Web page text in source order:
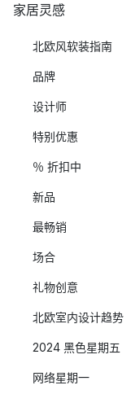
家居灵感
北欧风软装指南
品牌
设计师
特别优惠
％ 折扣中
新品
最畅销
场合
礼物创意
北欧室内设计趋势
2024 黑色星期五
网络星期一